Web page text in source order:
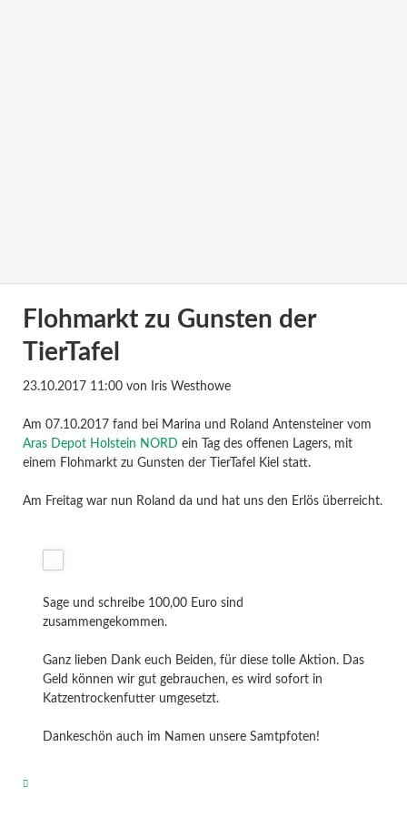
Flohmarkt zu Gunsten der
TierTafel
23.10.2017 11:00von Iris Westhowe
Am 07.10.2017 fand bei Marina und Roland Antensteiner vom
Aras Depot Holstein NORD ein Tag des offenen Lagers, mit
einem Flohmarkt zu Gunsten der TierTafel Kiel statt.
Am Freitag war nun Roland da und hat uns den Erlös überreicht.
Sage und schreibe 100,00 Euro sind
zusammengekommen.
Ganz lieben Dank euch Beiden, für diese tolle Aktion. Das
Geld können wir gut gebrauchen, es wird sofort in
Katzentrockenfutter umgesetzt.
Dankeschön auch im Namen unsere Samtpfoten!